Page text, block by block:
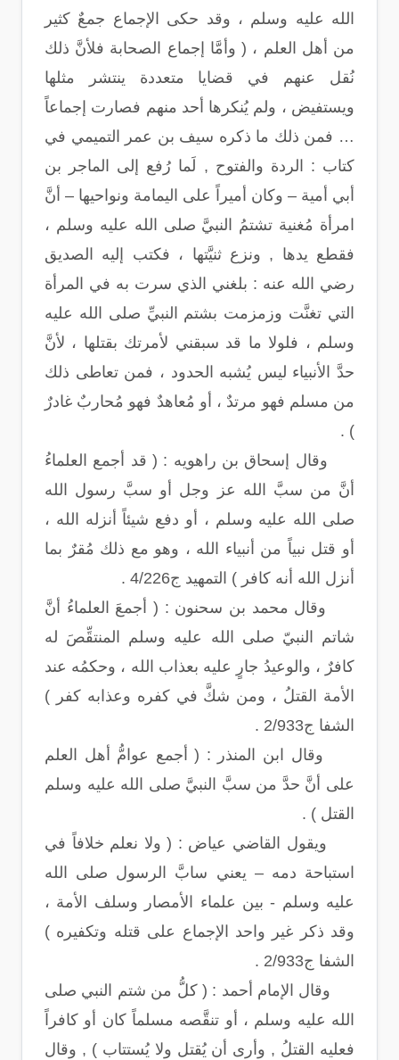
الله عليه وسلم ، وقد حكى الإجماع جمعٌ كثير
من أهل العلم ، ( وأمَّا إجماع الصحابة فلأنَّ ذلك
نُقل عنهم في قضايا متعددة ينتشر مثلها
ويستفيض ، ولم يُنكرها أحد منهم فصارت إجماعاً
… فمن ذلك ما ذكره سيف بن عمر التميمي في
كتاب : الردة والفتوح , لَما رُفع إلى الماجر بن
أبي أمية – وكان أميراً على اليمامة ونواحيها – أنَّ
امرأة مُغنية تشتمُ النبيَّ صلى الله عليه وسلم ،
فقطع يدها , ونزع ثنيَّتها ، فكتب إليه الصديق
رضي الله عنه : بلغني الذي سرت به في المرأة
التي تغنَّت وزمزمت بشتم النبيِّ صلى الله عليه
وسلم ، فلولا ما قد سبقني لأمرتك بقتلها ، لأنَّ
حدَّ الأنبياء ليس يُشبه الحدود ، فمن تعاطى ذلك
من مسلم فهو مرتدٌ ، أو مُعاهدٌ فهو مُحاربٌ غادرٌ
) .
وقال إسحاق بن راهويه : ( قد أجمع العلماءُ
أنَّ من سبَّ الله عز وجل أو سبَّ رسول الله
صلى الله عليه وسلم ، أو دفع شيئاً أنزله الله ،
أو قتل نبياً من أنبياء الله ، وهو مع ذلك مُقرٌ بما
أنزل الله أنه كافر ) التمهيد ج4/226 .
وقال محمد بن سحنون : ( أجمعَ العلماءُ أنَّ
شاتم النبيّ صلى الله عليه وسلم المنتقِّصَ له
كافرٌ ، والوعيدُ جارٍ عليه بعذاب الله ، وحكمُه عند
الأمة القتلُ ، ومن شكَّ في كفره وعذابه كفر )
الشفا ج2/933 .
وقال ابن المنذر : ( أجمع عوامُّ أهل العلم
على أنَّ حدَّ من سبَّ النبيَّ صلى الله عليه وسلم
القتل ) .
ويقول القاضي عياض : ( ولا نعلم خلافاً في
استباحة دمه – يعني سابَّ الرسول صلى الله
عليه وسلم - بين علماء الأمصار وسلف الأمة ،
وقد ذكر غير واحد الإجماع على قتله وتكفيره )
الشفا ج2/933 .
وقال الإمام أحمد : ( كلُّ من شتم النبي صلى
الله عليه وسلم ، أو تنقَّصه مسلماً كان أو كافراً
فعليه القتلُ , وأرى أن يُقتل ولا يُستتاب ) , وقال